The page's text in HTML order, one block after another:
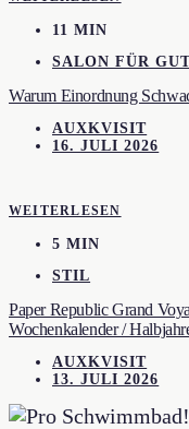
11 MIN
SALON FÜR
Warum Einordnung
AUXKVISIT
16. JULI 2026
WEITERLESEN
5 MIN
STIL
Paper Republic Grand
Wochenkalender /
AUXKVISIT
13. JULI 2026